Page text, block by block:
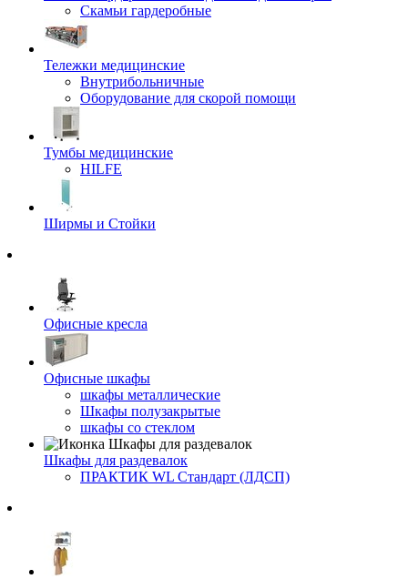
Скамьи гардеробные
Тележки медицинские
Внутрибольничные
Оборудование для скорой помощи
Тумбы медицинские
HILFE
Ширмы и Стойки
Офисные кресла
Офисные шкафы
шкафы металлические
Шкафы полузакрытые
шкафы со стеклом
Шкафы для раздевалок
ПРАКТИК WL Стандарт (ЛДСП)